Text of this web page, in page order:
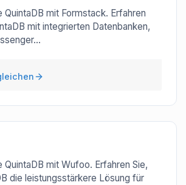
QuintaDB mit Formstack. Erfahren
mit integrierten Datenbanken,
QuintaDB mit Wufoo. Erfahren Sie,
die leistungsstärkere Lösung für